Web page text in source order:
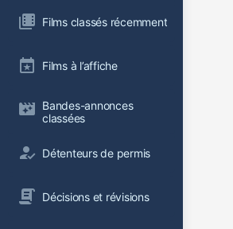
Films classés récemment
Films à l’affiche
Bandes-annonces
classées
Détenteurs de permis
Décisions et révisions